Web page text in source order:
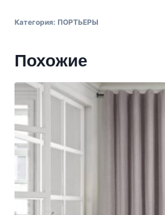
Категория: ПОРТЬЕРЫ
Похожие